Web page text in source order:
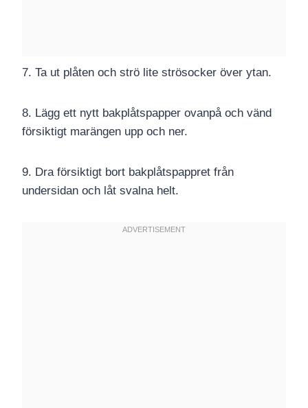
7. Ta ut plåten och strö lite strösocker över ytan.
8. Lägg ett nytt bakplåtspapper ovanpå och vänd
försiktigt marängen upp och ner.
9. Dra försiktigt bort bakplåtspappret från
undersidan och låt svalna helt.